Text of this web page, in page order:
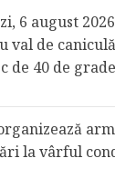
6 august
val de
40 de
la vârful